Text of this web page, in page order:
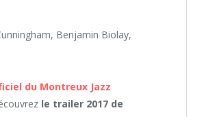
Benjamin Biolay,
du Montreux Jazz
le trailer 2017 de